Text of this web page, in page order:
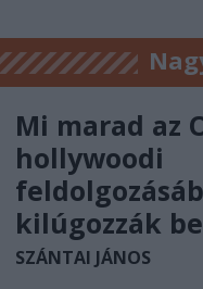
Mi marad az
hollywoodi
kilúgozzák
SZÁNTAI JÁNOS